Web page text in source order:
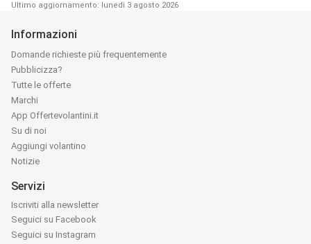
Ultimo aggiornamento: lunedì 3 agosto 2026
Informazioni
Domande richieste più frequentemente
Pubblicizza?
Tutte le offerte
Marchi
App Offertevolantini.it
Su di noi
Aggiungi volantino
Notizie
Servizi
Iscriviti alla newsletter
Seguici su Facebook
Seguici su Instagram